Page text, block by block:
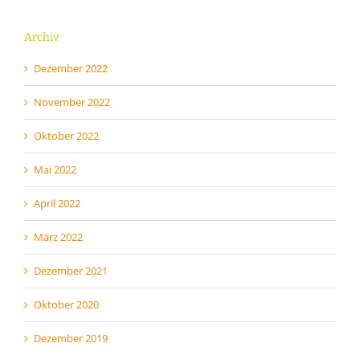
Archiv
Dezember 2022
November 2022
Oktober 2022
Mai 2022
April 2022
März 2022
Dezember 2021
Oktober 2020
Dezember 2019